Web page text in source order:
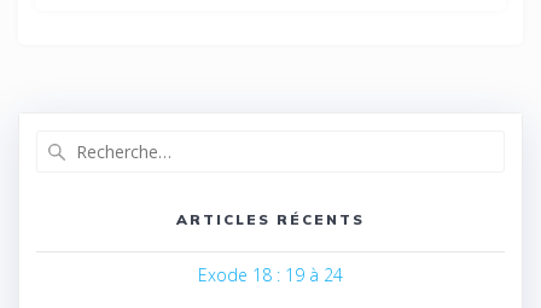
ARTICLES RÉCENTS
Exode 18 : 19 à 24